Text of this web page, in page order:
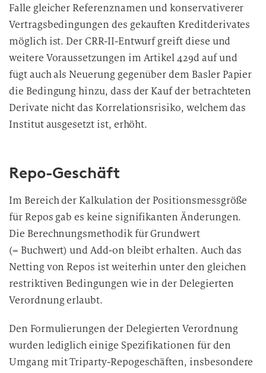
Falle gleicher Referenznamen und konservativerer
Vertragsbedingungen des gekauften Kreditderivates
möglich ist. Der CRR-II-Entwurf greift diese und
weitere Voraussetzungen im Artikel 429d auf und
fügt auch als Neuerung gegenüber dem Basler Papier
die Bedingung hinzu, dass der Kauf der betrachteten
Derivate nicht das Korrelationsrisiko, welchem das
Institut ausgesetzt ist, erhöht.
Repo-Geschäft
Im Bereich der Kalkulation der Positionsmessgröße
für Repos gab es keine signifikanten Änderungen.
Die Berechnungsmethodik für Grundwert
(= Buchwert) und Add-on bleibt erhalten. Auch das
Netting von Repos ist weiterhin unter den gleichen
restriktiven Bedingungen wie in der Delegierten
Verordnung erlaubt.
Den Formulierungen der Delegierten Verordnung
wurden lediglich einige Spezifikationen für den
Umgang mit Triparty-Repogeschäften, insbesondere